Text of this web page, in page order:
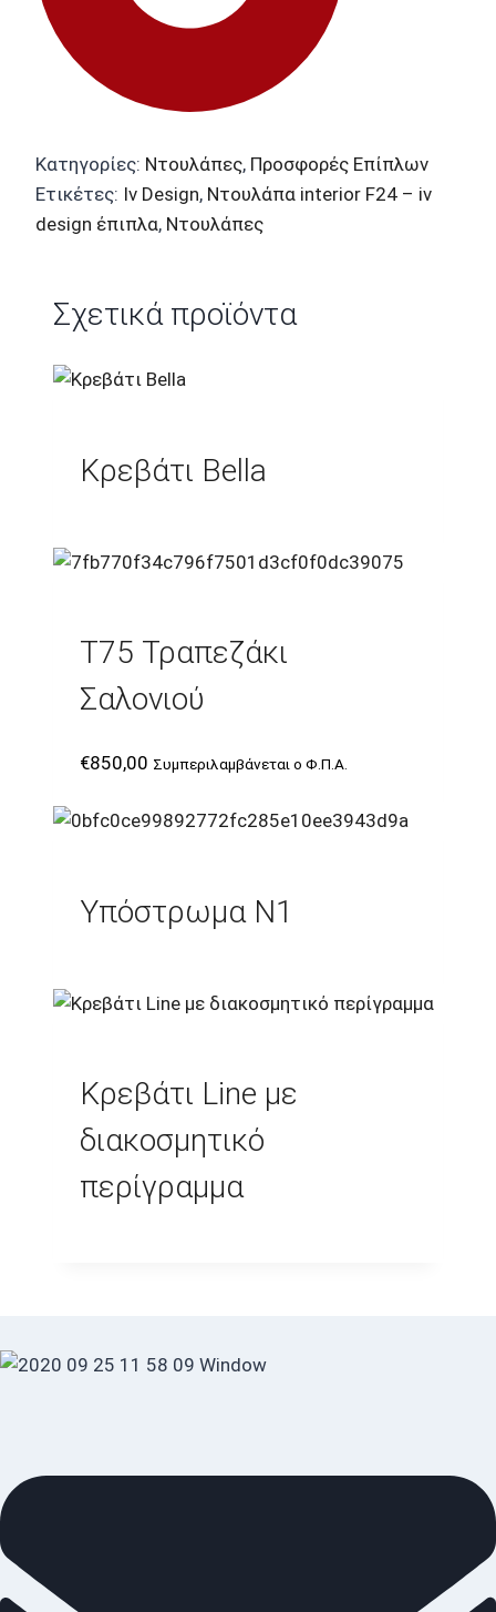
Κατηγορίες: Ντουλάπες, Προσφορές Επίπλων
Ετικέτες: Iv Design, Ντουλάπα interior F24 – iv
design έπιπλα, Ντουλάπες
Σχετικά προϊόντα
Κρεβάτι Bella
T75 Τραπεζάκι
Σαλονιού
€850,00 Συμπεριλαμβάνεται ο Φ.Π.Α.
Υπόστρωμα Ν1
Κρεβάτι Line με
διακοσμητικό
περίγραμμα